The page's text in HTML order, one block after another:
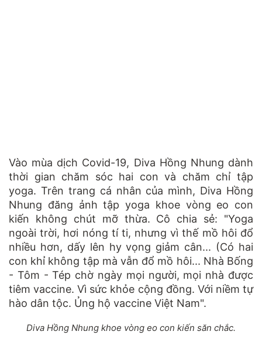
Vào mùa dịch Covid-19, Diva Hồng Nhung dành
thời gian chăm sóc hai con và chăm chỉ tập
yoga. Trên trang cá nhân của mình, Diva Hồng
Nhung đăng ảnh tập yoga khoe vòng eo con
kiến không chút mỡ thừa. Cô chia sẻ: "Yoga
ngoài trời, hơi nóng tí ti, nhưng vì thế mồ hôi đổ
nhiều hơn, dấy lên hy vọng giảm cân... (Có hai
con khỉ không tập mà vẫn đổ mồ hôi... Nhà Bống
- Tôm - Tép chờ ngày mọi người, mọi nhà được
tiêm vaccine. Vì sức khỏe cộng đồng. Với niềm tự
hào dân tộc. Ủng hộ vaccine Việt Nam".
Diva Hồng Nhung khoe vòng eo con kiến săn chắc.